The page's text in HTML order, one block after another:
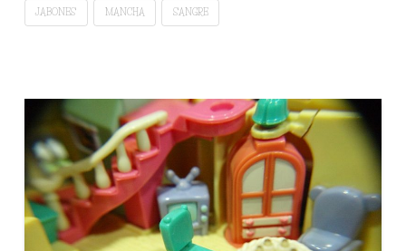
JABONES MANCHA SANGRE